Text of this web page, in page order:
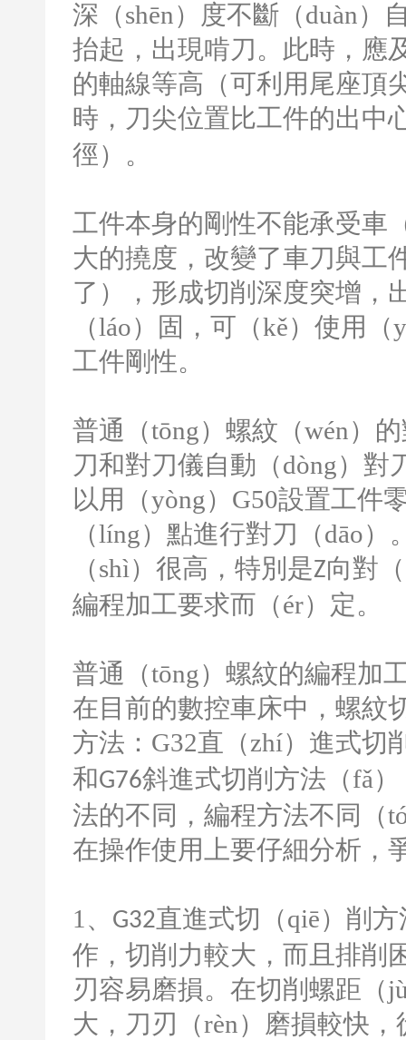
深（shēn）度不斷（duàn）
抬起，出現啃刀。此時，應
的軸線等高（可利用尾座頂
時，刀尖位置比工件的出中
徑）。
工件本身的剛性不能承受車
大的撓度，改變了車刀與工
了），形成切削深度突增，
（láo）固，可（kě）使用
工件剛性。
普通（tōng）螺紋（wén）
刀和對刀儀自動（dòng）
以用（yòng） G50設置工件
（líng）點進行對刀（dāo
（shì）很高，特別是Z向對
編程加工要求而（ér）定。
普通（tōng）螺紋的編程加
在目前的數控車床中，螺紋
方法： G32直（zhí）進式切
和G76斜進式切削方法（fǎ
法的不同，編程方法不同（
在操作使用上要仔細分析，
1 、 G32直進式切（qiē）削
作，切削力較大，而且排削
刃容易磨損。在切削螺距（
大，刀刃（rèn）磨損較快